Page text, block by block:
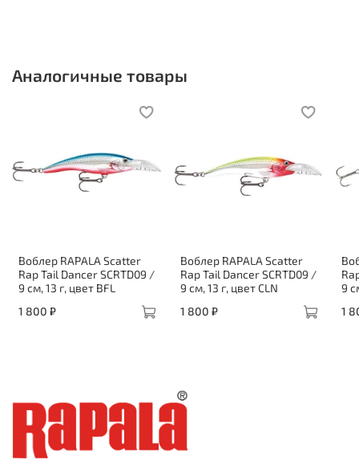
Аналогичные товары
Воблер RAPALA Scatter
Rap Tail Dancer SCRTD09 /
9 см, 13 г, цвет BFL
1 800 ₽
Воблер RAPALA Scatter
Rap Tail Dancer SCRTD09 /
9 см, 13 г, цвет CLN
1 800 ₽
9
1